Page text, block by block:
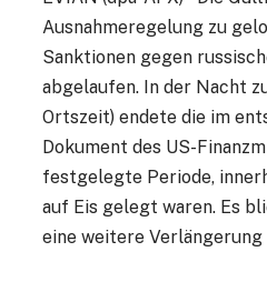
Ausnahmeregelung zu
Sanktionen gegen
abgelaufen. In der Nacht
Ortszeit) endete die im
Dokument des US-
festgelegte Periode,
auf Eis gelegt waren. Es
eine weitere Verlängerung